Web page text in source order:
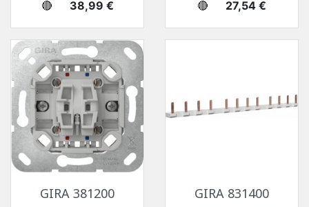
🔴
Prix
38,99 €
🔴
Prix
27,54 €
GIRA 381200 GIRA 831400